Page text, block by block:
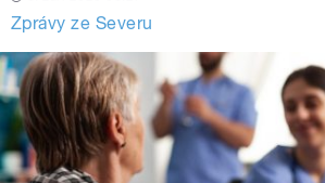
Zprávy ze Severu